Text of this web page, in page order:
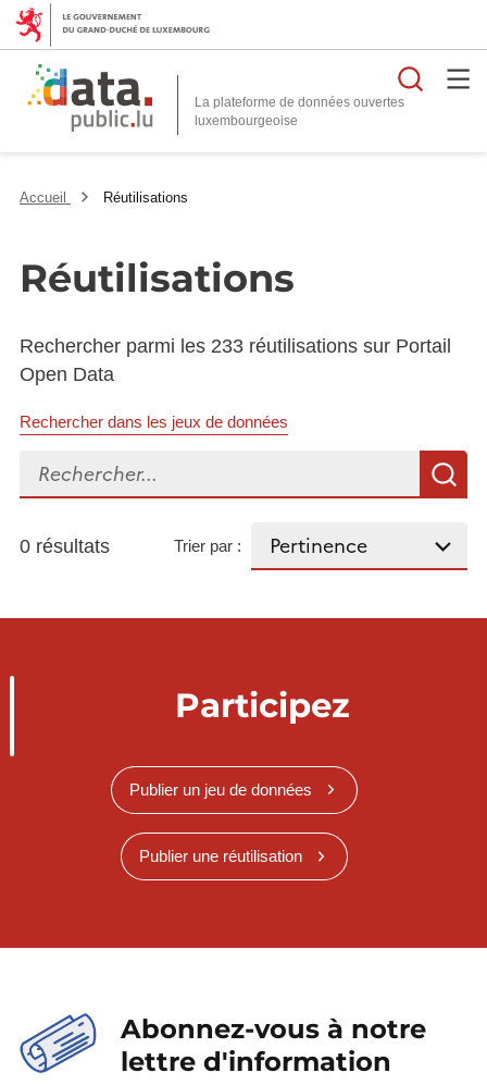
La plateforme de données ouvertes
Accueil Réutilisations
Réutilisations
Rechercher parmi les 233 réutilisations sur Portail
Open Data
Rechercher dans les jeux de données
Rechercher...
0 résultats Trier par :
Participez
Publier un jeu de données
Publier une réutilisation
Abonnez-vous à notre
lettre d'information